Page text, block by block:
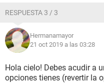
RESPUESTA 3 / 3
Hermanamayor
21 oct 2019 a las 03:28
Hola cielo! Debes acudir a
opciones tienes (revertir la